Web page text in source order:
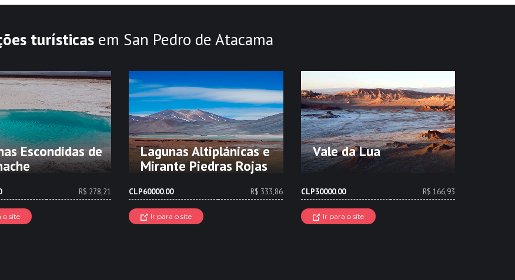
turísticas em San Pedro de Atacama
Escondidas de
R$ 278,21
o site
Lagunas Altiplánicas e
Mirante Piedras Rojas
CLP60000.00 R$ 333,86
Ir para o site
Vale da Lua
CLP30000.00 R$ 166,93
Ir para o site